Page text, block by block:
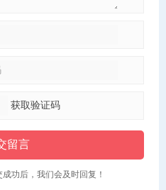
获取验证码
留言
功后，我们会及时回复！